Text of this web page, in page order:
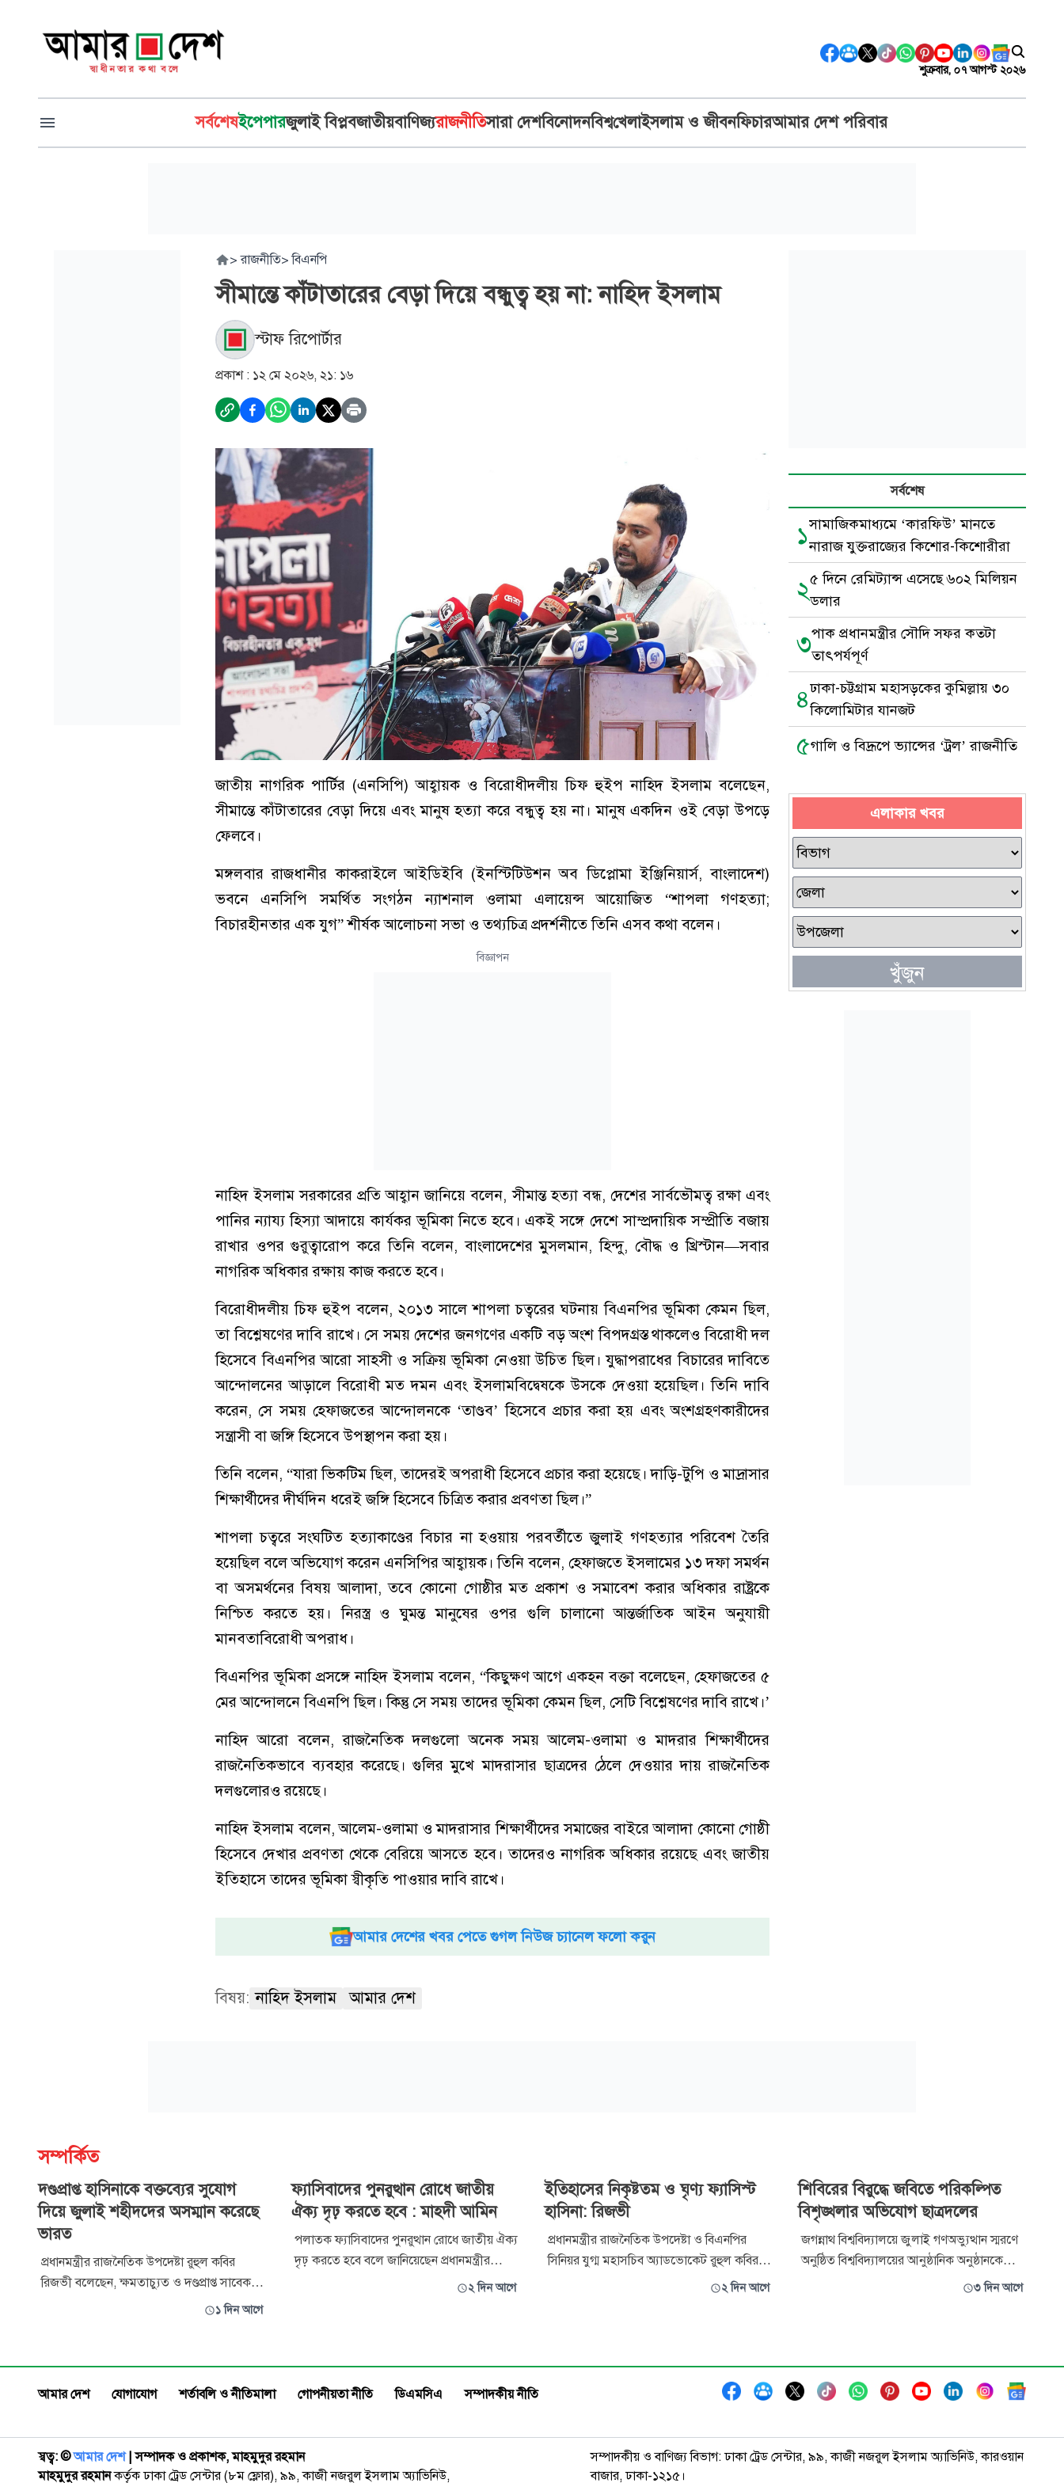
শুক্রবার, ০৭ আগস্ট ২০২৬
সর্বশেষইপেপারজুলাই বিপ্লবজাতীয়বাণিজ্যরাজনীতিসারা দেশবিনোদনবিশ্বখেলাইসলাম ও জীবনফিচারআমার দেশ পরিবার
> রাজনীতি> বিএনপি
সীমান্তে কাঁটাতারের বেড়া দিয়ে বন্ধুত্ব হয় না: নাহিদ ইসলাম
স্টাফ রিপোর্টার
প্রকাশ : ১২ মে ২০২৬, ২১: ১৬
জাতীয় নাগরিক পার্টির (এনসিপি) আহ্বায়ক ও বিরোধীদলীয় চিফ হুইপ নাহিদ ইসলাম বলেছেন,
সীমান্তে কাঁটাতারের বেড়া দিয়ে এবং মানুষ হত্যা করে বন্ধুত্ব হয় না। মানুষ একদিন ওই বেড়া উপড়ে
ফেলবে।
মঙ্গলবার রাজধানীর কাকরাইলে আইডিইবি (ইনস্টিটিউশন অব ডিপ্লোমা ইঞ্জিনিয়ার্স, বাংলাদেশ)
ভবনে এনসিপি সমর্থিত সংগঠন ন্যাশনাল ওলামা এলায়েন্স আয়োজিত “শাপলা গণহত্যা;
বিচারহীনতার এক যুগ” শীর্ষক আলোচনা সভা ও তথ্যচিত্র প্রদর্শনীতে তিনি এসব কথা বলেন।
বিজ্ঞাপন
নাহিদ ইসলাম সরকারের প্রতি আহ্বান জানিয়ে বলেন, সীমান্ত হত্যা বন্ধ, দেশের সার্বভৌমত্ব রক্ষা এবং
পানির ন্যায্য হিস্যা আদায়ে কার্যকর ভূমিকা নিতে হবে। একই সঙ্গে দেশে সাম্প্রদায়িক সম্প্রীতি বজায়
রাখার ওপর গুরুত্বারোপ করে তিনি বলেন, বাংলাদেশের মুসলমান, হিন্দু, বৌদ্ধ ও খ্রিস্টান—সবার
নাগরিক অধিকার রক্ষায় কাজ করতে হবে।
বিরোধীদলীয় চিফ হুইপ বলেন, ২০১৩ সালে শাপলা চত্বরের ঘটনায় বিএনপির ভূমিকা কেমন ছিল,
তা বিশ্লেষণের দাবি রাখে। সে সময় দেশের জনগণের একটি বড় অংশ বিপদগ্রস্ত থাকলেও বিরোধী দল
হিসেবে বিএনপির আরো সাহসী ও সক্রিয় ভূমিকা নেওয়া উচিত ছিল। যুদ্ধাপরাধের বিচারের দাবিতে
আন্দোলনের আড়ালে বিরোধী মত দমন এবং ইসলামবিদ্বেষকে উসকে দেওয়া হয়েছিল। তিনি দাবি
করেন, সে সময় হেফাজতের আন্দোলনকে ‘তাণ্ডব’ হিসেবে প্রচার করা হয় এবং অংশগ্রহণকারীদের
সন্ত্রাসী বা জঙ্গি হিসেবে উপস্থাপন করা হয়।
তিনি বলেন, “যারা ভিকটিম ছিল, তাদেরই অপরাধী হিসেবে প্রচার করা হয়েছে। দাড়ি-টুপি ও মাদ্রাসার
শিক্ষার্থীদের দীর্ঘদিন ধরেই জঙ্গি হিসেবে চিত্রিত করার প্রবণতা ছিল।”
শাপলা চত্বরে সংঘটিত হত্যাকাণ্ডের বিচার না হওয়ায় পরবর্তীতে জুলাই গণহত্যার পরিবেশ তৈরি
হয়েছিল বলে অভিযোগ করেন এনসিপির আহ্বায়ক। তিনি বলেন, হেফাজতে ইসলামের ১৩ দফা সমর্থন
বা অসমর্থনের বিষয় আলাদা, তবে কোনো গোষ্ঠীর মত প্রকাশ ও সমাবেশ করার অধিকার রাষ্ট্রকে
নিশ্চিত করতে হয়। নিরস্ত্র ও ঘুমন্ত মানুষের ওপর গুলি চালানো আন্তর্জাতিক আইন অনুযায়ী
মানবতাবিরোধী অপরাধ।
বিএনপির ভূমিকা প্রসঙ্গে নাহিদ ইসলাম বলেন, “কিছুক্ষণ আগে একহন বক্তা বলেছেন, হেফাজতের ৫
মের আন্দোলনে বিএনপি ছিল। কিন্তু সে সময় তাদের ভূমিকা কেমন ছিল, সেটি বিশ্লেষণের দাবি রাখে।’
নাহিদ আরো বলেন, রাজনৈতিক দলগুলো অনেক সময় আলেম-ওলামা ও মাদরার শিক্ষার্থীদের
রাজনৈতিকভাবে ব্যবহার করেছে। গুলির মুখে মাদরাসার ছাত্রদের ঠেলে দেওয়ার দায় রাজনৈতিক
দলগুলোরও রয়েছে।
নাহিদ ইসলাম বলেন, আলেম-ওলামা ও মাদরাসার শিক্ষার্থীদের সমাজের বাইরে আলাদা কোনো গোষ্ঠী
হিসেবে দেখার প্রবণতা থেকে বেরিয়ে আসতে হবে। তাদেরও নাগরিক অধিকার রয়েছে এবং জাতীয়
ইতিহাসে তাদের ভূমিকা স্বীকৃতি পাওয়ার দাবি রাখে।
আমার দেশের খবর পেতে গুগল নিউজ চ্যানেল ফলো করুন
বিষয়: নাহিদ ইসলাম আমার দেশ
সর্বশেষ
১সামাজিকমাধ্যমে ‘কারফিউ’ মানতে
নারাজ যুক্তরাজ্যের কিশোর-কিশোরীরা
২৫ দিনে রেমিট্যান্স এসেছে ৬০২ মিলিয়ন
ডলার
৩পাক প্রধানমন্ত্রীর সৌদি সফর কতটা
তাৎপর্যপূর্ণ
৪ঢাকা-চট্টগ্রাম মহাসড়কের কুমিল্লায় ৩০
কিলোমিটার যানজট
৫গালি ও বিদ্রূপে ভ্যান্সের ‘ট্রল’ রাজনীতি
এলাকার খবর
খুঁজুন
সম্পর্কিত
দণ্ডপ্রাপ্ত হাসিনাকে বক্তব্যের সুযোগ
দিয়ে জুলাই শহীদদের অসম্মান করেছে
ভারত
প্রধানমন্ত্রীর রাজনৈতিক উপদেষ্টা রুহুল কবির
রিজভী বলেছেন, ক্ষমতাচ্যুত ও দণ্ডপ্রাপ্ত সাবেক
প্রধানমন্ত্রী শেখ হাসিনাকে বক্তব্য দেওয়ার সুযোগ
দিয়ে রাজনীতির সুযোগ করে দেওয়া জাতীয়
সার্বভৌমত্বের প্রতি অপমান। বৃহস্
১ দিন আগে
ফ্যাসিবাদের পুনরুত্থান রোধে জাতীয়
ঐক্য দৃঢ় করতে হবে : মাহদী আমিন
পলাতক ফ্যাসিবাদের পুনরুত্থান রোধে জাতীয় ঐক্য
দৃঢ় করতে হবে বলে জানিয়েছেন প্রধানমন্ত্রীর
উপদেষ্টা ও তাঁর কার্যালয়ের মুখপাত্র মাহ্দী
সবচেয়ে বড় রাজনৈতিক দল হিসেব
২ দিন আগে
ইতিহাসের নিকৃষ্টতম ও ঘৃণ্য ফ্যাসিস্ট
হাসিনা: রিজভী
প্রধানমন্ত্রীর রাজনৈতিক উপদেষ্টা ও বিএনপির
সিনিয়র যুগ্ম মহাসচিব অ্যাডভোকেট রুহুল কবির
রিজভী বলেছেন, পৃথিবীর নিষ্ঠুর ফ্যাসিস্ট ও
নাৎসি হিটলার ও মুসোলিনির ম
২ দিন আগে
শিবিরের বিরুদ্ধে জবিতে পরিকল্পিত
বিশৃঙ্খলার অভিযোগ ছাত্রদলের
জগন্নাথ বিশ্ববিদ্যালয়ে জুলাই গণঅভ্যুত্থান স্মরণে
অনুষ্ঠিত বিশ্ববিদ্যালয়ের আনুষ্ঠানিক অনুষ্ঠানকে
ভন্ডুল করার উদ্দেশে ছাত্রশিবিরের পরিকল্পিত
জানায়। বিব
৩ দিন আগে
আমার দেশ যোগাযোগ শর্তাবলি ও নীতিমালা গোপনীয়তা নীতি ডিএমসিএ সম্পাদকীয় নীতি
স্বত্ব: ©️আমার দেশ| সম্পাদক ও প্রকাশক, মাহমুদুর রহমান
মাহমুদুর রহমানকর্তৃক ঢাকা ট্রেড সেন্টার (৮ম ফ্লোর), ৯৯, কাজী নজরুল ইসলাম অ্যাভিনিউ,
সম্পাদকীয় ও বাণিজ্য বিভাগ: ঢাকা ট্রেড সেন্টার, ৯৯, কাজী নজরুল ইসলাম অ্যাভিনিউ, কারওয়ান
বাজার, ঢাকা-১২১৫।